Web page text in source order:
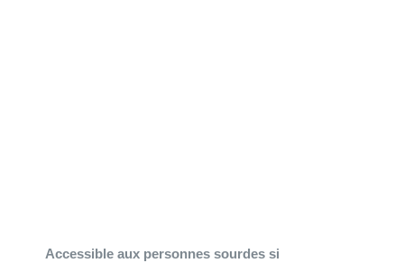
Accessible aux personnes sourdes si